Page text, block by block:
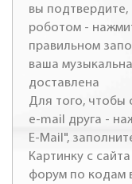
вы подтвердите,
роботом -
правильном
ваша
доставлена
Для того, чтобы
e-mail друга -
E-Mail",
Картинку с
форум по кодам